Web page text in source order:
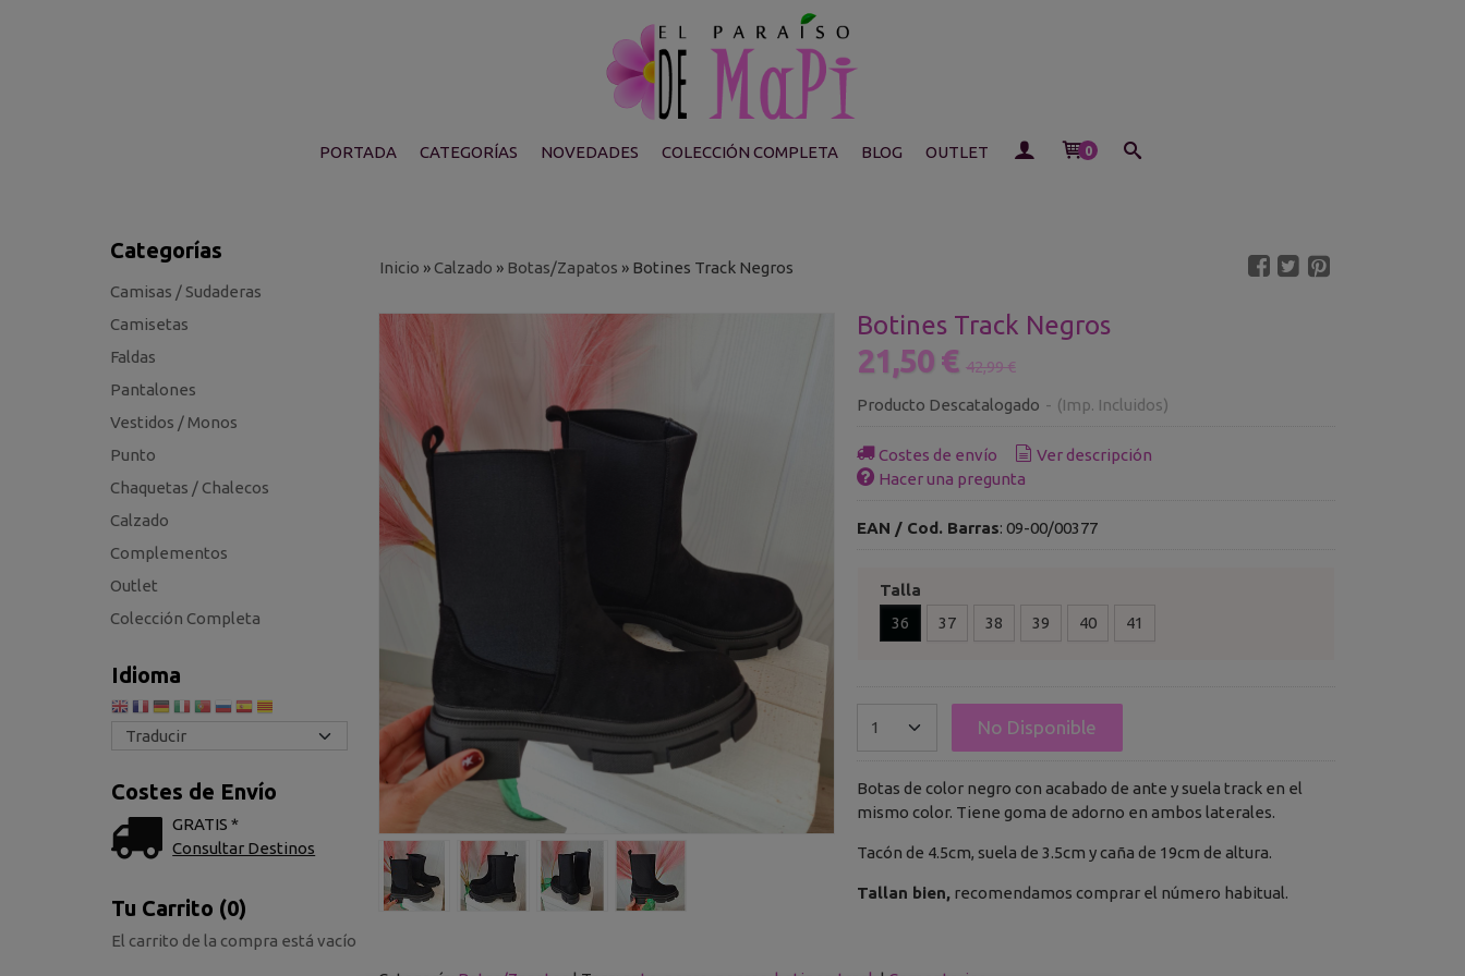
PORTADA CATEGORÍAS NOVEDADES COLECCIÓN COMPLETA BLOG OUTLET 0
Categorías
Camisas / Sudaderas
Camisetas
Faldas
Pantalones
Vestidos / Monos
Punto
Chaquetas / Chalecos
Calzado
Complementos
Outlet
Colección Completa
Idioma
Costes de Envío
GRATIS *
Consultar Destinos
Tu Carrito (0)
El carrito de la compra está vacío
Inicio » Calzado » Botas/Zapatos » Botines Track Negros
Botines Track Negros
21,50 € 42,99 €
Producto Descatalogado - (Imp. Incluidos)
Costes de envío
Ver descripción
Hacer una pregunta
EAN / Cod. Barras: 09-00/00377
Talla
36
37 38 39 40 41
No Disponible
Botas de color negro con acabado de ante y suela track en el
mismo color. Tiene goma de adorno en ambos laterales.
Tacón de 4.5cm, suela de 3.5cm y caña de 19cm de altura.
Tallan bien,recomendamos comprar el número habitual.